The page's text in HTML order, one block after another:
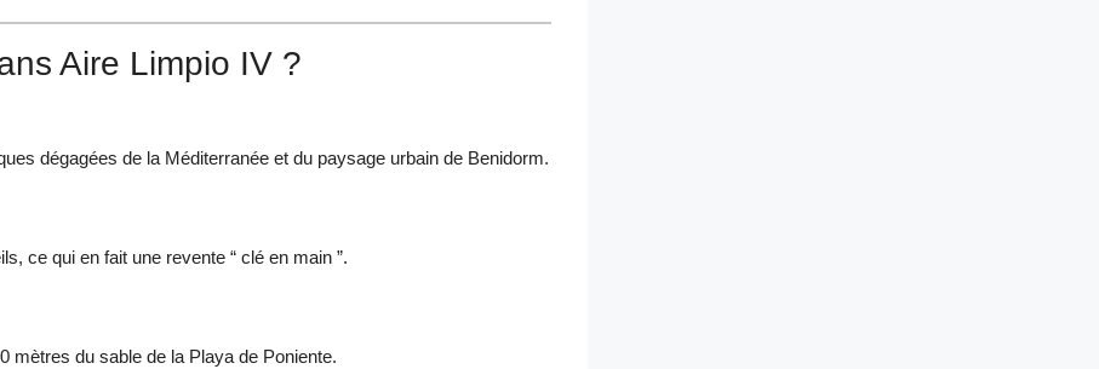
Aire Limpio IV ?
dégagées de la Méditerranée et du paysage urbain de Benidorm.
ce qui en fait une revente “ clé en main ”.
mètres du sable de la Playa de Poniente.